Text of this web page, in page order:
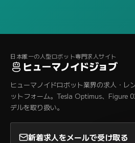
日本唯一の人型ロボット専門求人サイト
ヒューマノイドジョブ
ヒューマノイドロボット業界の求人・レ
ットフォーム。Tesla Optimus、Figure
デルを取り扱い。
新着求人をメールで受け取る